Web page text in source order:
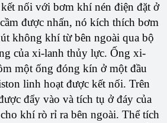
nối với bơm khí nén điện đặt ở
được nhấn, nó kích thích bơm
không khí từ bên ngoài qua bộ
của xi-lanh thủy lực. Ống xi-
một ống đóng kín ở một đầu
linh hoạt được kết nối. Trên
đẩy vào và tích tụ ở đáy của
khí rò rỉ ra bên ngoài. Thể tích